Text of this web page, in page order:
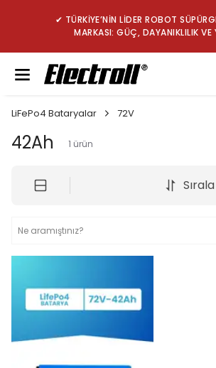
✔ TÜRKİYE’NİN LİDER ROBOT
MARKASI: GÜÇ, DAYANIKLILIK VE
LiFePo4 Bataryalar 72V
42Ah 1 ürün
Sırala